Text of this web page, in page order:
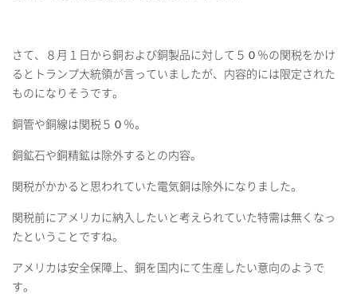
さて、８月１日から銅および銅製品に対して５０％の関税をかけ
るとトランプ大統領が言っていましたが、内容的には限定された
ものになりそうです。
銅管や銅線は関税５０％。
銅鉱石や銅精鉱は除外するとの内容。
関税がかかると思われていた電気銅は除外になりました。
関税前にアメリカに納入したいと考えられていた特需は無くなっ
たということですね。
アメリカは安全保障上、銅を国内にて生産したい意向のようで
す。